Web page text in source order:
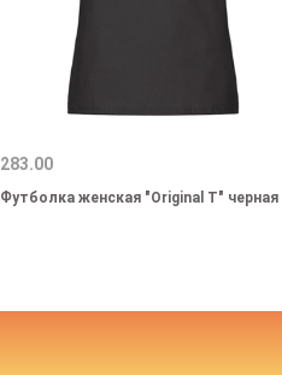
283.00
Футболка женская "Original T" черная